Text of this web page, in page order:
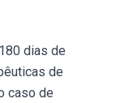
dias de
de
caso de